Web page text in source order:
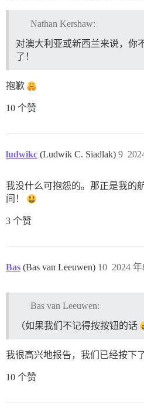
Nathan Kershaw:
对澳大利亚或新西兰来说，你
了！
抱歉
10 个赞
ludwikc (Ludwik C. Siadlak) 9
我没什么可抱怨的。那正是我的
间！
3 个赞
Bas (Bas van Leeuwen) 2024
10
Bas van Leeuwen:
（如果我们不记得按按钮的话
我很高兴地报告，我们已经按下
10 个赞